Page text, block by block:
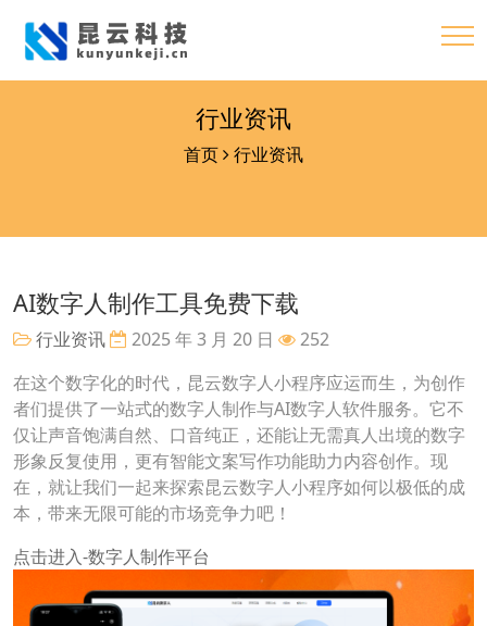
行业资讯
首页 行业资讯
AI数字人制作工具免费下载
行业资讯 2025 年 3 月 20 日
252
在这个数字化的时代，昆云数字人小程序应运而生，为创作
者们提供了一站式的数字人制作与AI数字人软件服务。它不
仅让声音饱满自然、口音纯正，还能让无需真人出境的数字
形象反复使用，更有智能文案写作功能助力内容创作。现
在，就让我们一起来探索昆云数字人小程序如何以极低的成
本，带来无限可能的市场竞争力吧！
点击进入-数字人制作平台